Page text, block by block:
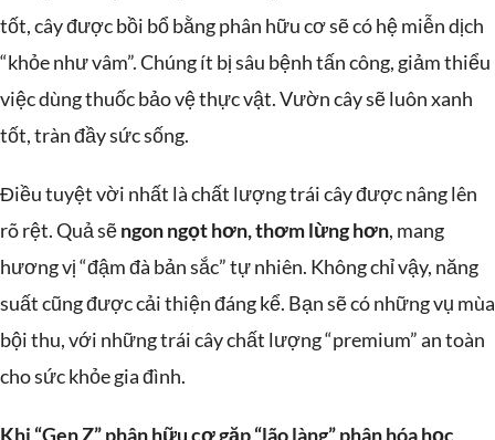
tốt, cây được bồi bổ bằng phân hữu cơ sẽ có hệ miễn dịch
“khỏe như vâm”. Chúng ít bị sâu bệnh tấn công, giảm thiểu
việc dùng thuốc bảo vệ thực vật. Vườn cây sẽ luôn xanh
tốt, tràn đầy sức sống.
Điều tuyệt vời nhất là chất lượng trái cây được nâng lên
rõ rệt. Quả sẽngon ngọt hơn, thơm lừng hơn, mang
hương vị “đậm đà bản sắc” tự nhiên. Không chỉ vậy, năng
suất cũng được cải thiện đáng kể. Bạn sẽ có những vụ mùa
bội thu, với những trái cây chất lượng “premium” an toàn
cho sức khỏe gia đình.
Khi “Gen Z” phân hữu cơ gặp “lão làng” phân hóa học